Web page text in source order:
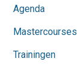
Agenda
Mastercourses
Trainingen